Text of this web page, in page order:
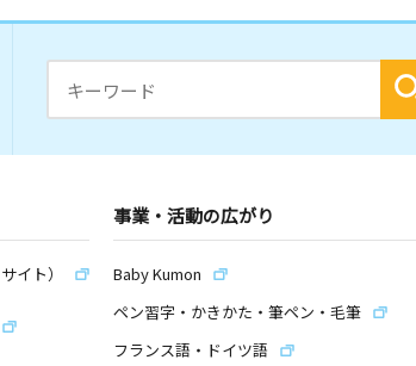
イト）
事業・活動の広がり
Baby Kumon
ペン習字・かきかた・筆ペン・毛筆
フランス語・ドイツ語